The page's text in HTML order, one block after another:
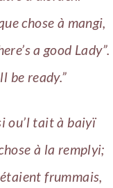
chose à mangi,
a good Lady”.
be ready.”
ou’l tait à baiyï
à la remplyi;
frummais,